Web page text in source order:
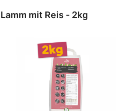
Lamm mit Reis - 2kg